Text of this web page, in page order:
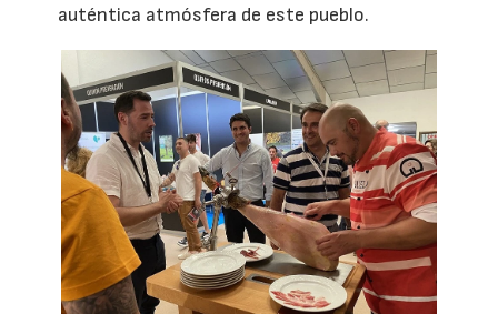
auténtica atmósfera de este pueblo.